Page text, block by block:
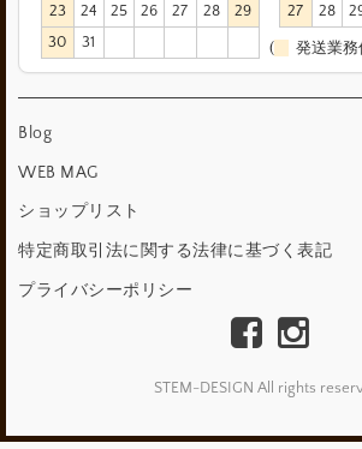
23
24 25 26 27 28
29
30
31
27
28
( 発送業務
Blog
WEB MAG
ショップリスト
特定商取引法に関する法律に基づく表記
プライバシーポリシー
STEM-DESIGN All rights